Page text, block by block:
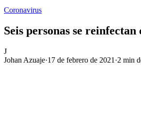
Coronavirus
Seis personas se
J
Johan Azuaje·17 de febrero de 2021 ·2 min